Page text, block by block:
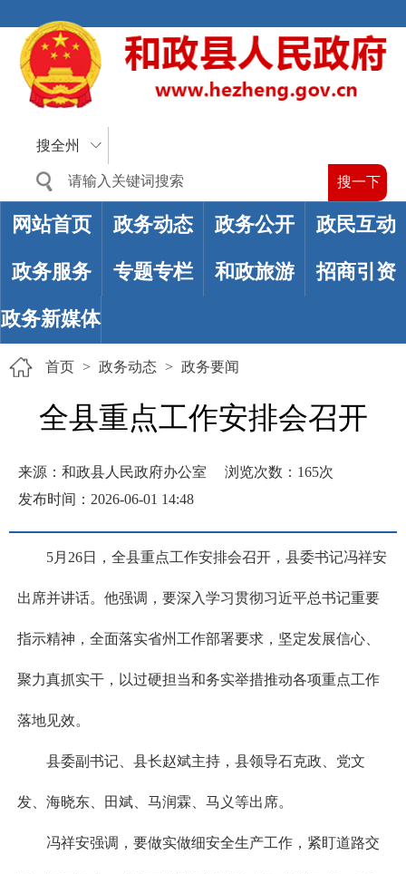
搜全州
网站首页 政务动态 政务公开 政民互动
政务服务 专题专栏 和政旅游 招商引资
政务新媒体
首页 > 政务动态 > 政务要闻
全县重点工作安排会召开
来源：和政县人民政府办公室 浏览次数： 165次
发布时间：2026-06-01 14:48
5月26日，全县重点工作安排会召开，县委书记冯祥安
出席并讲话。他强调，要深入学习贯彻习近平总书记重要
指示精神，全面落实省州工作部署要求，坚定发展信心、
聚力真抓实干，以过硬担当和务实举措推动各项重点工作
落地见效。
县委副书记、县长赵斌主持，县领导石克政、党文
发、海晓东、田斌、马润霖、马义等出席。
冯祥安强调，要做实做细安全生产工作，紧盯道路交